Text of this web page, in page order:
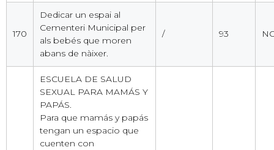
170
Dedicar un espai al
Cementeri Municipal per
als bebés que moren
abans de nàixer.
/ 93
ESCUELA DE SALUD
SEXUAL PARA MAMÁS Y
PAPÁS.
Para que mamás y papás
tengan un espacio que
cuenten con